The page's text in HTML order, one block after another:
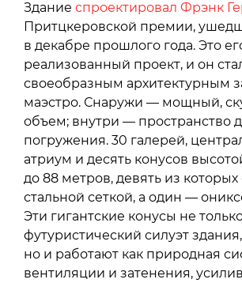
Здание спроектировал Фрэнк
Притцкеровской премии,
в декабре прошлого года. Это
реализованный проект, и он
своеобразным архитектурным
маэстро. Снаружи — мощный,
объем; внутри — пространство
погружения. 30 галерей,
атриум и десять конусов
до 88 метров, девять из
стальной сеткой, а один —
Эти гигантские конусы не
футуристический силуэт здания,
но и работают как природная
вентиляции и затенения,